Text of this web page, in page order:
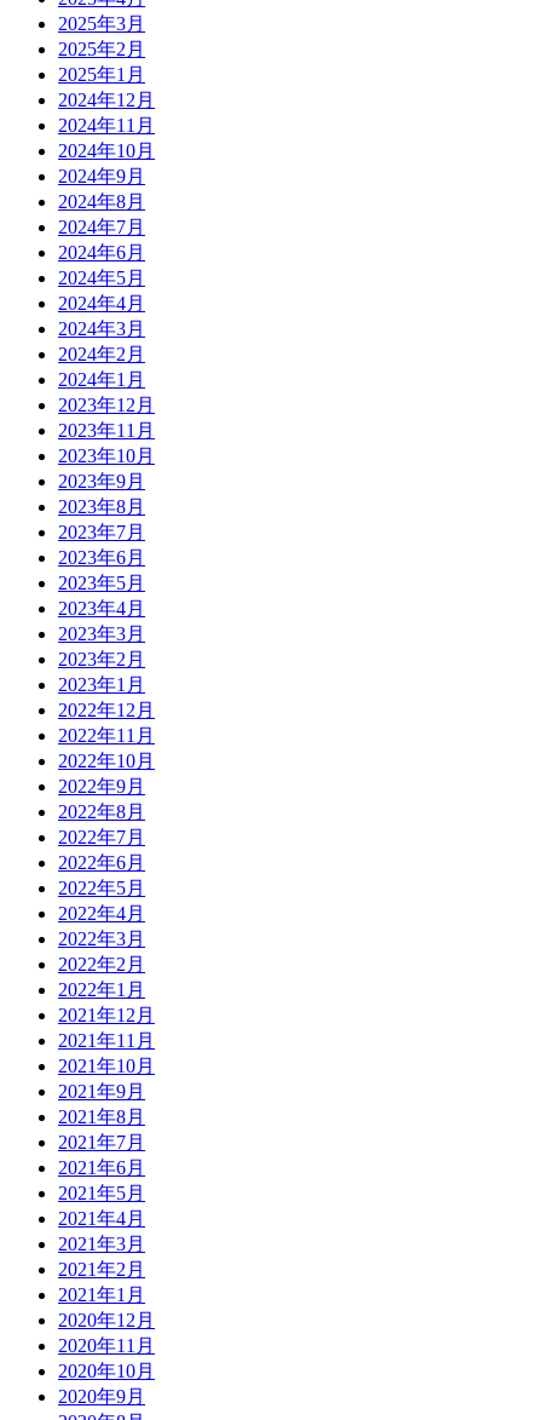
2025年3月
2025年2月
2025年1月
2024年12月
2024年11月
2024年10月
2024年9月
2024年8月
2024年7月
2024年6月
2024年5月
2024年4月
2024年3月
2024年2月
2024年1月
2023年12月
2023年11月
2023年10月
2023年9月
2023年8月
2023年7月
2023年6月
2023年5月
2023年4月
2023年3月
2023年2月
2023年1月
2022年12月
2022年11月
2022年10月
2022年9月
2022年8月
2022年7月
2022年6月
2022年5月
2022年4月
2022年3月
2022年2月
2022年1月
2021年12月
2021年11月
2021年10月
2021年9月
2021年8月
2021年7月
2021年6月
2021年5月
2021年4月
2021年3月
2021年2月
2021年1月
2020年12月
2020年11月
2020年10月
2020年9月